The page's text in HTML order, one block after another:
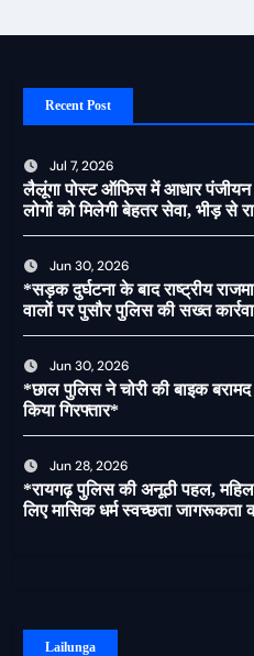
Recent Post
Jul 7, 2026
लैलूंगा पोस्ट ऑफिस में आधार पंजीयन
लोगों को मिलेगी बेहतर सेवा, भीड़ से
पर लगेगी रोक
Jun 30, 2026
*सड़क दुर्घटना के बाद राष्ट्रीय
वालों पर पुसौर पुलिस की सख्त
Jun 30, 2026
*छाल पुलिस ने चोरी की बाइक
किया गिरफ्तार*
Jun 28, 2026
*रायगढ़ पुलिस की अनूठी पहल,
लिए मासिक धर्म स्वच्छता जागरूकता
Lailunga